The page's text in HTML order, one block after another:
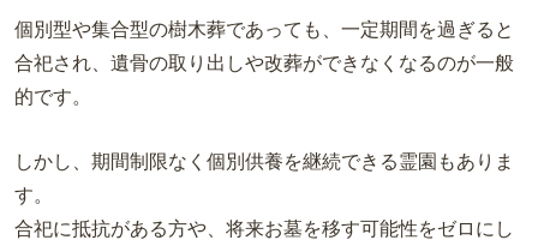
個別型や集合型の樹木葬であっても、一定期間を過ぎると
合祀され、遺骨の取り出しや改葬ができなくなるのが一般
的です。
しかし、期間制限なく個別供養を継続できる霊園もありま
す。
合祀に抵抗がある方や、将来お墓を移す可能性をゼロにし